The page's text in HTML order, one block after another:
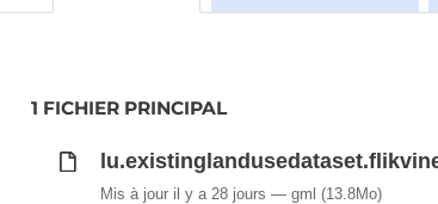
1 FICHIER PRINCIPAL
Mis à jour il y a 28 jours gml(13.8Mo)